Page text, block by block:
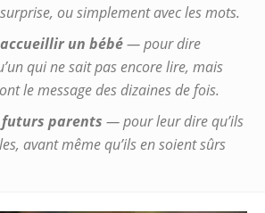
ou simplement avec les mots.
un bébé— pour dire
qui ne sait pas encore lire, mais
le message des dizaines de fois.
futurs parents — pour leur dire qu’ils
avant même qu’ils en soient sûrs